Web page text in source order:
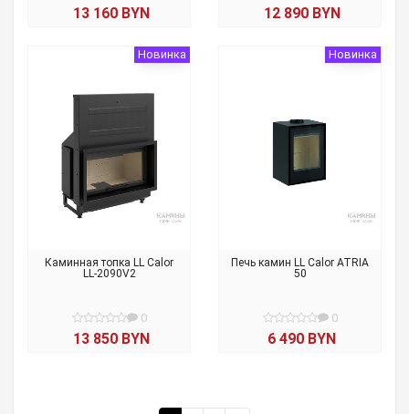
13 160 BYN 12 890 BYN
Новинка
Каминная топка LL Calor
LL-2090V2
0
13 850 BYN
Новинка
Печь камин LL Calor ATRIA
50
0
6 490 BYN